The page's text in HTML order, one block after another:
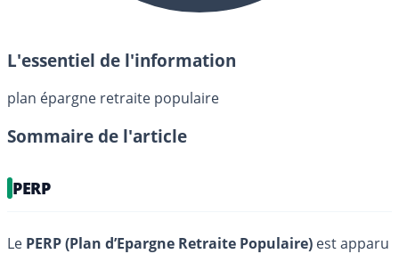
L'essentiel de l'information
plan épargne retraite populaire
Sommaire de l'article
PERP
Le PERP (Plan d’Epargne Retraite Populaire) est apparu